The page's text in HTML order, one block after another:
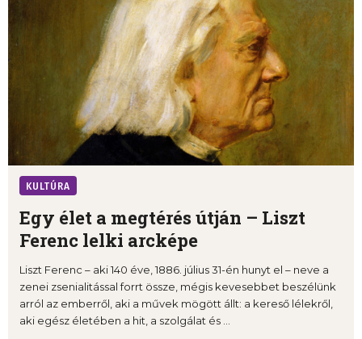
KULTÚRA
Egy élet a megtérés útján – Liszt
Ferenc lelki arcképe
Liszt Ferenc – aki 140 éve, 1886. július 31-én hunyt el – neve a
zenei zsenialitással forrt össze, mégis kevesebbet beszélünk
arról az emberről, aki a művek mögött állt: a kereső lélekről,
aki egész életében a hit, a szolgálat és ...